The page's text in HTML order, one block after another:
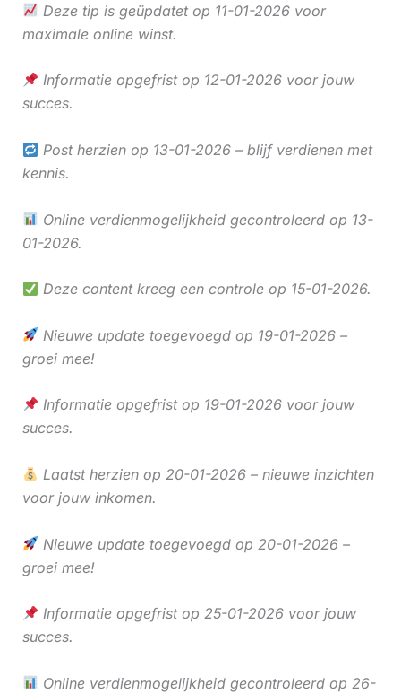
Deze tip is geüpdatet op 11-01-2026 voor
maximale online winst.
Informatie opgefrist op 12-01-2026 voor jouw
succes.
Post herzien op 13-01-2026 – blijf verdienen met
kennis.
Online verdienmogelijkheid gecontroleerd op 13-
01-2026.
Deze content kreeg een controle op 15-01-2026.
Nieuwe update toegevoegd op 19-01-2026 –
groei mee!
Informatie opgefrist op 19-01-2026 voor jouw
succes.
Laatst herzien op 20-01-2026 – nieuwe inzichten
voor jouw inkomen.
Nieuwe update toegevoegd op 20-01-2026 –
groei mee!
Informatie opgefrist op 25-01-2026 voor jouw
succes.
Online verdienmogelijkheid gecontroleerd op 26-